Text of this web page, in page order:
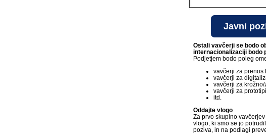
Javni
Ostali vavčerji se bodo
internacionalizaciji bodo
Podjetjem bodo poleg
vavčerji za prenos
vavčerji za
vavčerji za
vavčerji za
itd.
Oddajte vlogo
Za prvo skupino
vlogo, ki smo se jo
poziva, in na podlagi